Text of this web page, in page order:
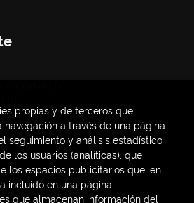
propias y de terceros que
navegación a través de una página
seguimiento y análisis estadístico
los usuarios (analíticas), que
los espacios publicitarios que, en
incluido en una página
que almacenan información del